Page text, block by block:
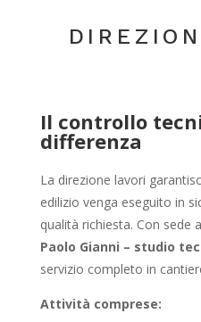
Il controllo
differenza
La direzione lavori
edilizio venga eseguito in
qualità richiesta. Con sede
Paolo Gianni – studio
servizio completo in
Attività comprese: